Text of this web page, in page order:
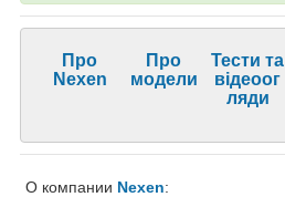
Про
Nexen
Про
модели
Тести та
відеоог
ляди
О компании Nexen: